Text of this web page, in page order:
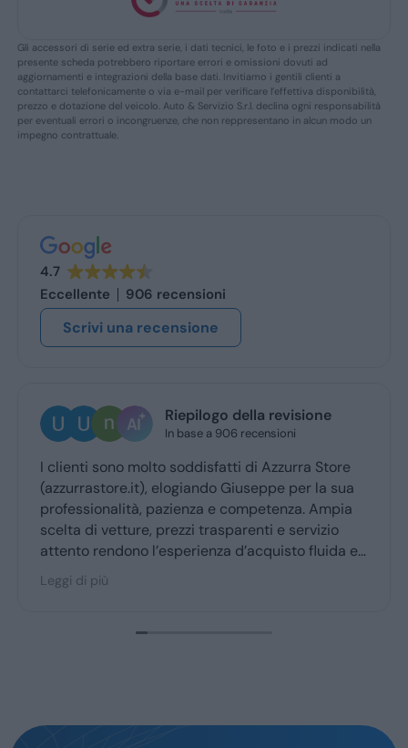
Gli accessori di serie ed extra serie, i dati tecnici, le foto e i prezzi indicati nella
presente scheda potrebbero riportare errori e omissioni dovuti ad
aggiornamenti e integrazioni della base dati. Invitiamo i gentili clienti a
contattarci telefonicamente o via e-mail per verificare l’effettiva disponibilità,
prezzo e dotazione del veicolo. Auto & Servizio S.r.l. declina ogni responsabilità
per eventuali errori o incongruenze, che non reppresentano in alcun modo un
impegno contrattuale.
4.7
Eccellente
906 recensioni
Scrivi una recensione
Riepilogo della revisione
In base a 906 recensioni
molto soddisfatti di Azzurra Store
elogiando Giuseppe per la sua
pazienza e competenza. Ampia
prezzi trasparenti e servizio
l’esperienza d’acquisto fluida e
la maggior parte degli utenti.
Ottima
Giuseppe mi
ritiro a quello